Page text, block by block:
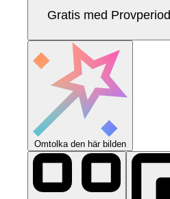
Gratis med Provperiod
Omtolka den här bilden